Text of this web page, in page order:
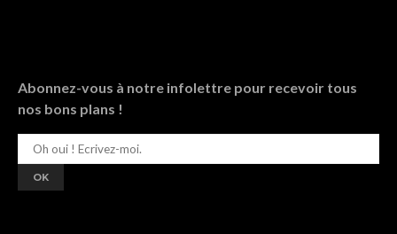
Abonnez-vous à notre infolettre pour recevoir tous
nos bons plans !